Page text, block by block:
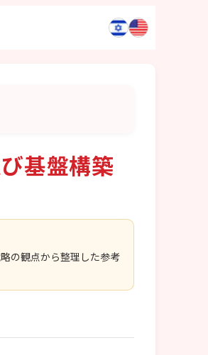
基盤構築
の観点から整理した参考